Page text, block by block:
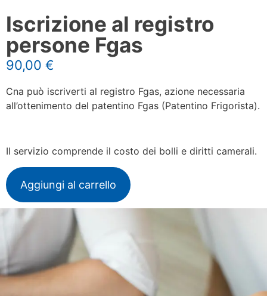
Iscrizione al registro
persone Fgas
90,00 €
Cna può iscriverti al registro Fgas, azione necessaria
all’ottenimento del patentino Fgas (Patentino Frigorista).
Il servizio comprende il costo dei bolli e diritti camerali.
Aggiungi al carrello